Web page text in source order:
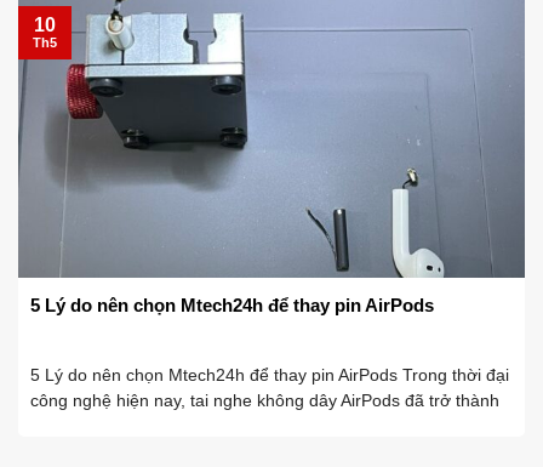
5 Lý do nên chọn Mtech24h để thay pin AirPods
5 Lý do nên chọn Mtech24h để thay pin AirPods Trong thời đại
công nghệ hiện nay, tai nghe không dây AirPods đã trở thành
10
Th5